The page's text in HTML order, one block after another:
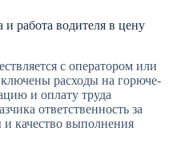
работа водителя в цену
с оператором или
расходы на горюче-
и оплату труда
ответственность за
качество выполнения